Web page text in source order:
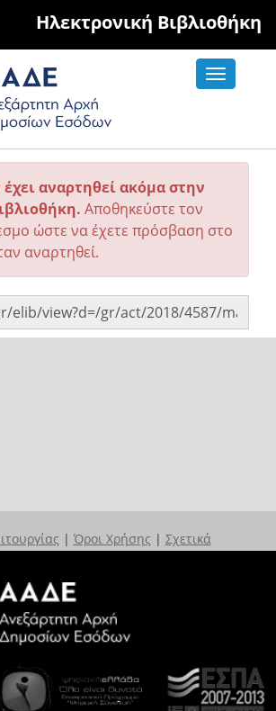
Hλεκτρονική Βιβλιοθήκη
Toggle
αναρτηθεί ακόμα στην
Αποθηκεύστε τον
ώστε να έχετε πρόσβαση στο
αναρτηθεί.
| Όροι Χρήσης | Σχετικά